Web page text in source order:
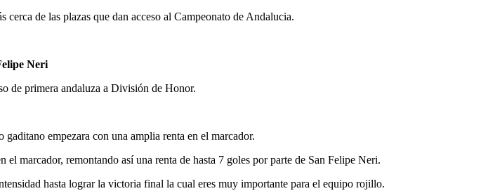
cerca de las plazas que dan acceso al Campeonato de Andalucia.
Neri
de primera andaluza a División de Honor.
empezara con una amplia renta en el marcador.
marcador, remontando así una renta de hasta 7 goles por parte de San Felipe Neri.
hasta lograr la victoria final la cual eres muy importante para el equipo rojillo.